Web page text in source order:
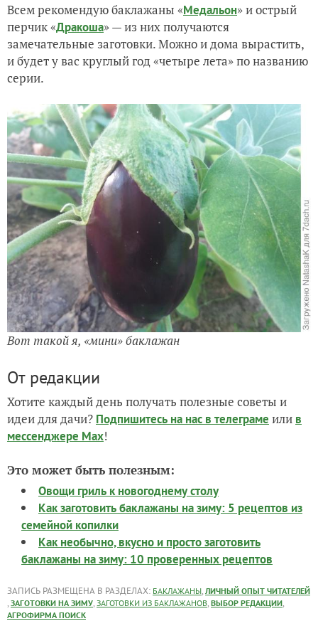
Всем рекомендую баклажаны «Медальон» и острый
перчик «Дракоша» — из них получаются
замечательные заготовки. Можно и дома вырастить,
и будет у вас круглый год «четыре лета» по названию
серии.
Вот такой я, «мини» баклажан
От редакции
Хотите каждый день получать полезные советы и
идеи для дачи? Подпишитесь на нас в телеграме или в
мессенджере Max!
Это может быть полезным:
Овощи гриль к новогоднему столу
Как заготовить баклажаны на зиму: 5 рецептов из
семейной копилки
Как необычно, вкусно и просто заготовить
баклажаны на зиму: 10 проверенных рецептов
ЗАПИСЬ РАЗМЕЩЕНА В РАЗДЕЛАХ: БАКЛАЖАНЫ, ЛИЧНЫЙ ОПЫТ ЧИТАТЕЛЕЙ
, ЗАГОТОВКИ НА ЗИМУ, ЗАГОТОВКИ ИЗ БАКЛАЖАНОВ, ВЫБОР РЕДАКЦИИ,
АГРОФИРМА ПОИСК